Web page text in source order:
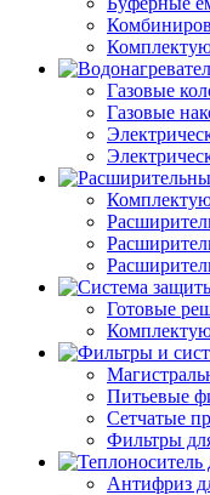
Газовые
Газовые
Готовые
Питьевые
Сетчатые
Фильтры
Антифриз